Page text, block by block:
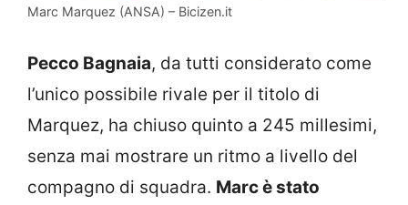
Marc Marquez (ANSA) – Bicizen.it
Pecco Bagnaia, da tutti considerato come
l’unico possibile rivale per il titolo di
Marquez, ha chiuso quinto a 245 millesimi,
senza mai mostrare un ritmo a livello del
compagno di squadra. Marc è stato